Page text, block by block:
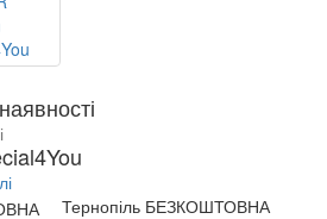
Тернопіль БЕЗКОШТОВНА